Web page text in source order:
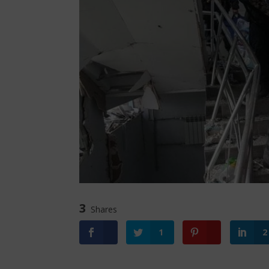
3 Shares
1
2